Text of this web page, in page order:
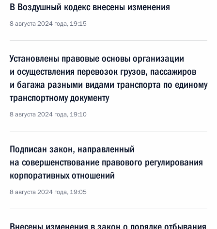
В Воздушный кодекс внесены изменения
8 августа 2024 года, 19:15
Установлены правовые основы организации
и осуществления перевозок грузов, пассажиров
и багажа разными видами транспорта по единому
транспортному документу
8 августа 2024 года, 19:10
Подписан закон, направленный
на совершенствование правового регулирования
корпоративных отношений
8 августа 2024 года, 19:05
Внесены изменения в закон о порядке отбывания